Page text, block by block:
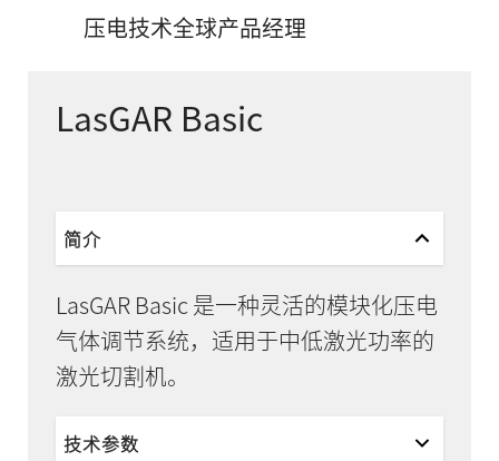
压电技术全球产品经理
LasGAR Basic
简介
LasGAR Basic 是一种灵活的模块化压电
气体调节系统，适用于中低激光功率的
激光切割机。
技术参数